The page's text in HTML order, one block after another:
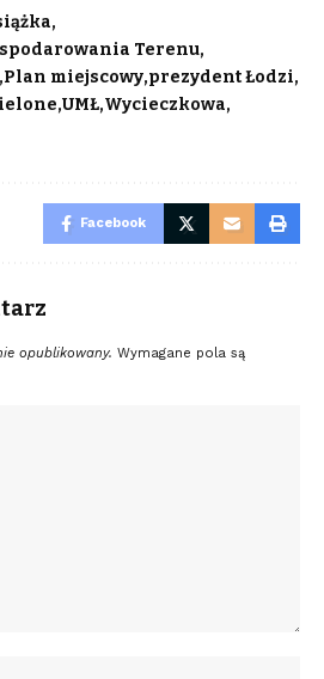
Terenu
Plan miejscowy prezydent Łodzi
UMŁ Wycieczkowa
Facebook
opublikowany. Wymagane pola są